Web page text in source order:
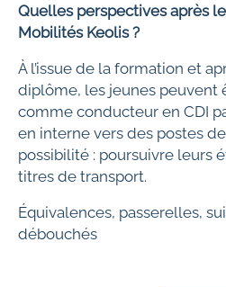
Quelles perspectives après
Mobilités Keolis ?
À l’issue de la formation et
diplôme, les jeunes peuvent
comme conducteur en CDI
en interne vers des postes
possibilité : poursuivre leurs
titres de transport.
Équivalences, passerelles,
débouchés